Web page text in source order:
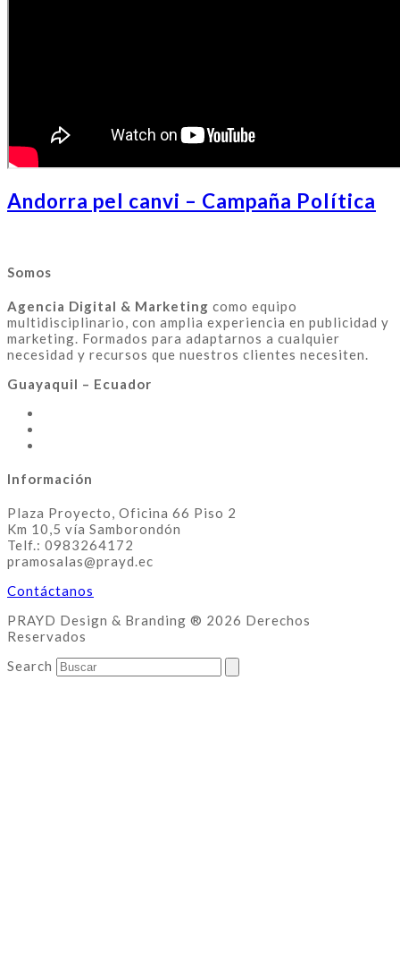
Andorra pel canvi – Campaña Política
Somos
Agencia Digital & Marketing como equipo
multidisciplinario, con amplia experiencia en publicidad y
marketing. Formados para adaptarnos a cualquier
necesidad y recursos que nuestros clientes necesiten.
Guayaquil – Ecuador
Información
Plaza Proyecto, Oficina 66 Piso 2
Km 10,5 vía Samborondón
Telf.: 0983264172
pramosalas@prayd.ec
Contáctanos
PRAYD Design & Branding ® 2026 Derechos
Reservados
Search